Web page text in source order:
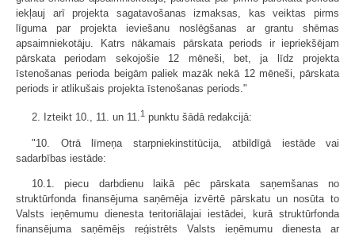
iekļauj arī projekta sagatavošanas izmaksas, kas veiktas pirms
līguma par projekta ieviešanu noslēgšanas ar grantu shēmas
apsaimniekotāju. Katrs nākamais pārskata periods ir iepriekšējam
pārskata periodam sekojošie 12 mēneši, bet, ja līdz projekta
īstenošanas perioda beigām paliek mazāk nekā 12 mēneši, pārskata
periods ir atlikušais projekta īstenošanas periods."
2. Izteikt 10., 11. un 11.1 punktu šādā redakcijā:
"10. Otrā līmeņa starpniekinstitūcija, atbildīgā iestāde vai
sadarbības iestāde:
10.1. piecu darbdienu laikā pēc pārskata saņemšanas no
struktūrfonda finansējuma saņēmēja izvērtē pārskatu un nosūta to
Valsts ieņēmumu dienesta teritoriālajai iestādei, kurā struktūrfonda
finansējuma saņēmējs reģistrēts Valsts ieņēmumu dienesta ar